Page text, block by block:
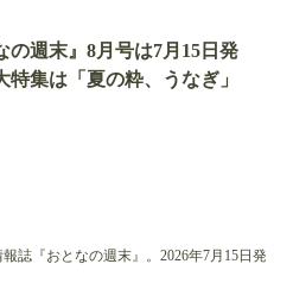
の週末』8月号は7月15日発
集は「夏の粋、うなぎ」
誌『おとなの週末』。2026年7月15日発